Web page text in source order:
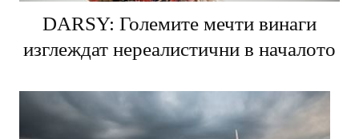
DARSY: Големите мечти винаги
изглеждат нереалистични в началото